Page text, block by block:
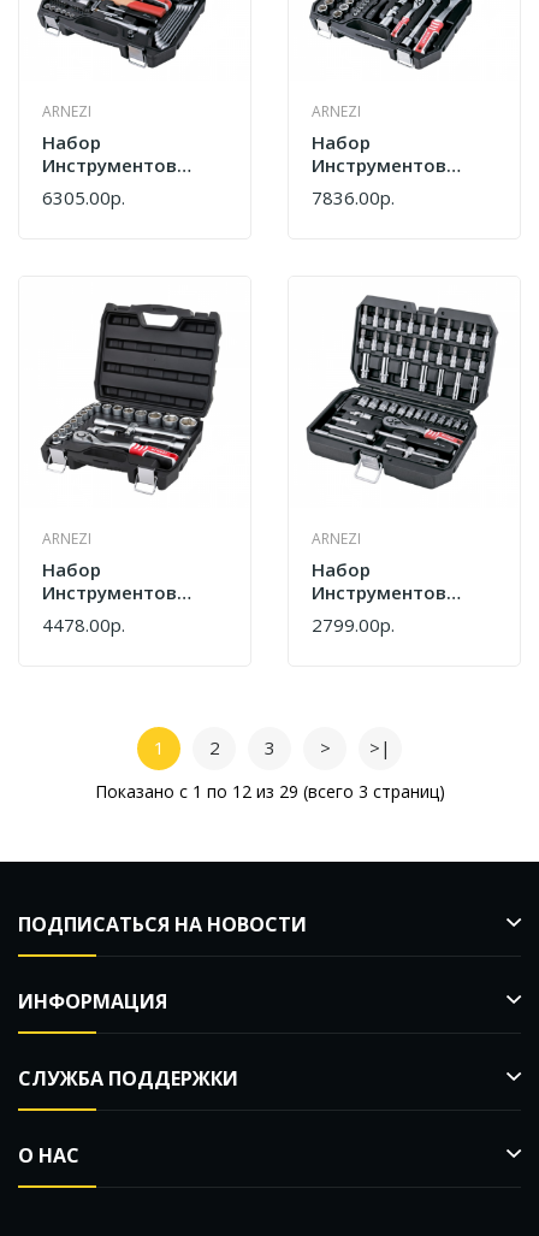
ARNEZI
Набор
Инструментов
Arnezi 58 Шт
R0900058
6305.00р.
ARNEZI
Набор
Инструментов
Arnezi 94 Шт
R0900094
7836.00р.
ARNEZI
Набор
Инструментов
Arnezi R0900020
4478.00р.
ARNEZI
Набор
Инструментов
Arnezi R0900053
2799.00р.
1 2 3 > >|
Показано с 1 по 12 из 29 (всего 3 страниц)
ПОДПИСАТЬСЯ НА НОВОСТИ
ИНФОРМАЦИЯ
СЛУЖБА ПОДДЕРЖКИ
О НАС